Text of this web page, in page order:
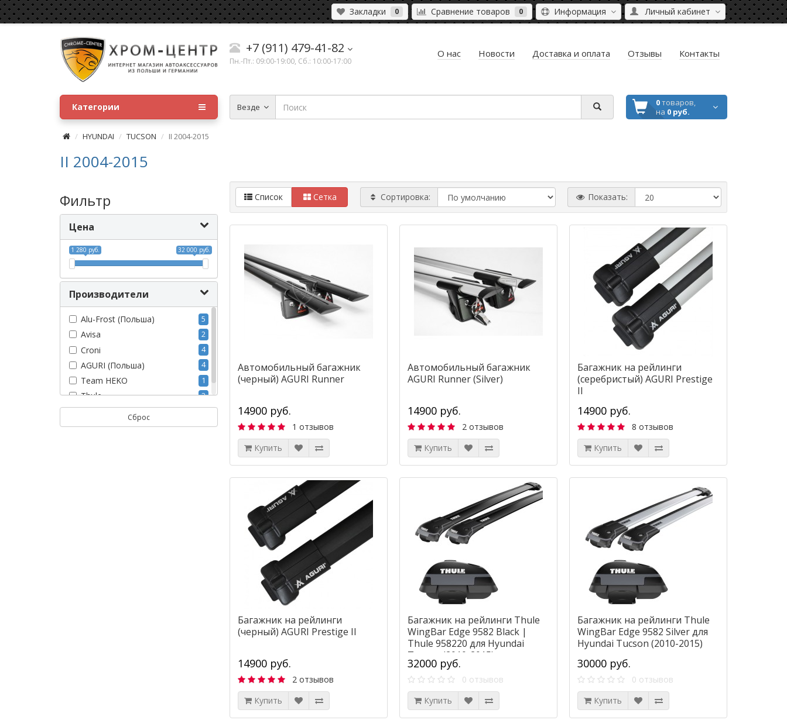
Личный кабинет
Информация
Закладки 0 Сравнение товаров 0
+7 (911) 479-41-82
Пн.-Пт.: 09:00-19:00, Сб.: 10:00-17:00
О нас Новости Доставка и оплата Отзывы Контакты
Везде 0товаров,
на 0 руб.
Категории
HYUNDAI TUCSON II 2004-2015
II 2004-2015
Фильтр
Цена
1 280 руб. 32 000 руб.
Производители
Alu-Frost (Польша) 5
Avisa 2
Croni 4
AGURI (Польша) 4
Team HEKO 1
Thule 2
Сброс
Список Сетка Сортировка: Показать:
Автомобильный багажник
(черный) AGURI Runner
14900 руб.
1 отзывов
Купить
Автомобильный багажник
AGURI Runner (Silver)
14900 руб.
2 отзывов
Купить
Багажник на рейлинги
(серебристый) AGURI Prestige
II
14900 руб.
8 отзывов
Купить
Багажник на рейлинги
(черный) AGURI Prestige II
14900 руб.
2 отзывов
Купить
Багажник на рейлинги Thule
WingBar Edge 9582 Black |
Thule 958220 для Hyundai
Tucson (2010-2015)
32000 руб.
0 отзывов
Купить
Багажник на рейлинги Thule
WingBar Edge 9582 Silver для
Hyundai Tucson (2010-2015)
30000 руб.
0 отзывов
Купить